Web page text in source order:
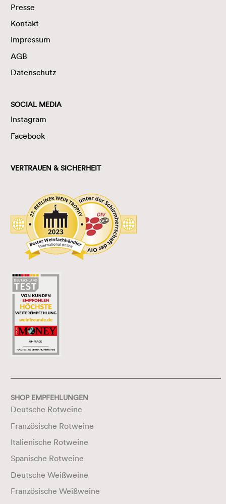
Presse
Kontakt
Impressum
AGB
Datenschutz
SOCIAL MEDIA
Instagram
Facebook
VERTRAUEN & SICHERHEIT
SHOP EMPFEHLUNGEN
Deutsche Rotweine
Französische Rotweine
Italienische Rotweine
Spanische Rotweine
Deutsche Weißweine
Französische Weißweine